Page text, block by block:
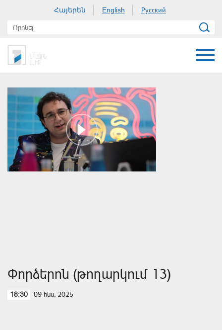
Հայերեն English Русский
Փորձերոն (թողարկում 13)
18:30 09 հնս, 2025